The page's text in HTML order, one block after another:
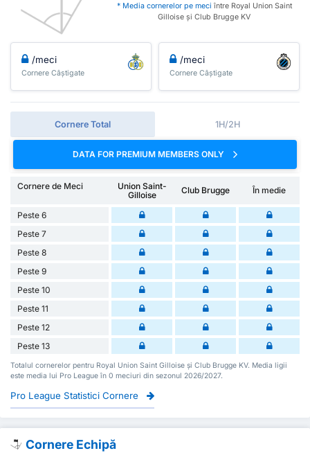
* Media cornerelor pe meci între Royal Union Saint
Gilloise și Club Brugge KV
/meci
Cornere Câștigate
/meci
Cornere Câștigate
Cornere Total 1H/2H
DATA FOR PREMIUM MEMBERS ONLY
Cornere de Meci
Union Saint-
Gilloise
Club Brugge În medie
Peste 6
Peste 7
Peste 8
Peste 9
Peste 10
Peste 11
Peste 12
Peste 13
Totalul cornerelor pentru Royal Union Saint Gilloise și Club Brugge KV. Media ligii
este media lui Pro League în 0 meciuri din sezonul 2026/2027.
Pro League Statistici Cornere
Cornere Echipă